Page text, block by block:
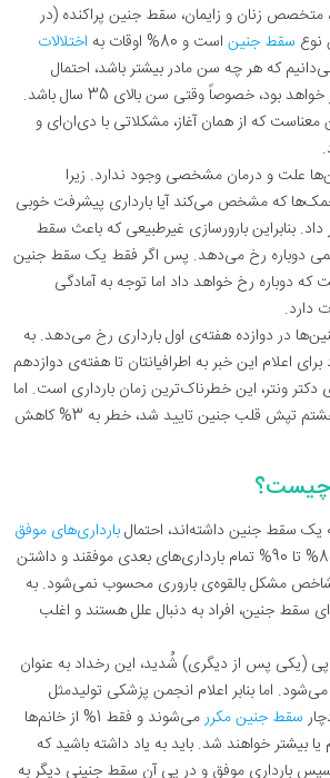
متخصص زنان و زایمان، سقط جنین پراکنده (در
نوع سقط جنین است و 80% اوقات به
اختلالات
که هر چه سن مادر بیشتر باشد، احتمال
اختلالات کروموزومی زیادتر خواهد بود، خصوصاً وقتی سن بالای 35 سال باشد.
معناست که از همان آغاز، مشکلاتی با دی‌ان‌ای و
علت و درمان‌ مشخصی وجود ندارد. زیرا
که مشخص می‌کند آیا بارداری پیشرفت خوبی
بنابراین بارورسازی غیرطبیعی که باعث سقط
دوباره رخ می‌دهد. پس اگر فقط یک سقط جنین
که دوباره رخ خواهد داد اما توجه به آمادگی
دارد.
سقط جنین‌ها در دوازده هفته‌ی اول بارداری رخ می‌دهد. به
اعلام این خبر به اطرافیانتان تا هفته‌ی دوازدهم
دکتر ونتر، این خطرناک‌ترین زمان بارداری است. اما
وقتی در هفته‌ی هفتم تا هشتم تپش قلب جنین تایید شد، خطر به 3% کاهش
چیست؟
یک سقط جنین داشته‌اند، احتمالبارداری‌های موفق
بعدی بسیار زیاد است – 85% تا 90% تمام بارداری‌های بعدی موفقند و داشتن
مشکل بالقوه‌ی باروری محسوب نمی‌شود. به
سقط جنین، افراد به دنبال علل هستند و اغلب
(یکی پس از دیگری) شُدید، این رخداد به عنوان
اما بنابر اعلام انجمن پزشکی تولیدمثل
سقط جنین مکرر
می‌شوند و فقط 1% از خانم‌ها
بیشتر خواهند شد. باید به یاد داشته باشید که
بارداری موفق و در پی آن سقط جنینی دیگر به